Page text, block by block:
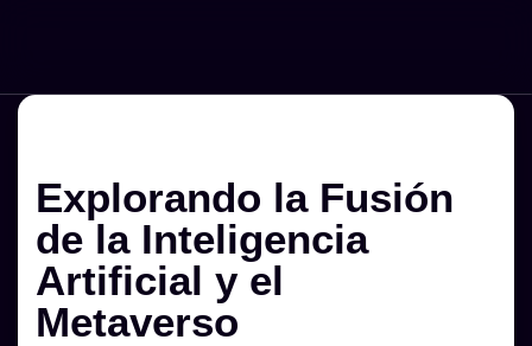
Explorando la Fusión
de la Inteligencia
Artificial y el
Metaverso